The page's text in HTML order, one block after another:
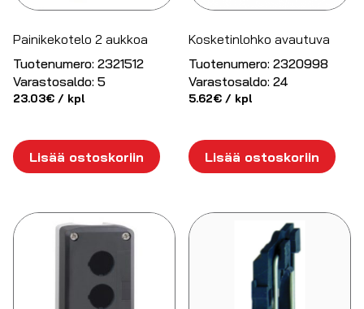
Painikekotelo 2 aukkoa
Tuotenumero: 2321512
Varastosaldo: 5
23.03€ / kpl
Lisää ostoskoriin
Kosketinlohko avautuva
Tuotenumero: 2320998
Varastosaldo: 24
5.62€ / kpl
Lisää ostoskoriin